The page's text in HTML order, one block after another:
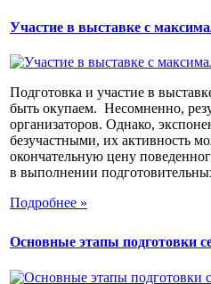
Участие в выставке с
Подготовка и участие в
быть окупаем. Несомненно,
организаторов. Однако,
безучастными, их активность
окончательную цену
в выполнении
Подробнее »
Основные этапы подготовки